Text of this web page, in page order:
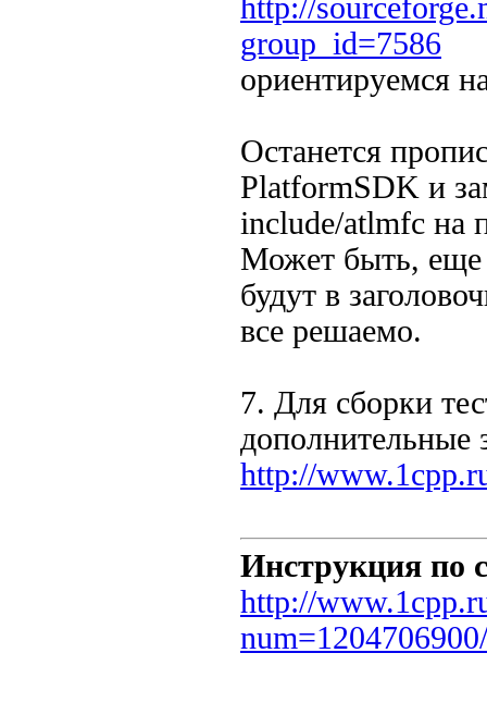
http://
group_id=7586
ориентируемся
Останется
PlatformSDK и
include/atlmfc на
Может быть, еще
будут в
все решаемо.
7. Для сборки
дополнительные
http://
Инструкция по
http://